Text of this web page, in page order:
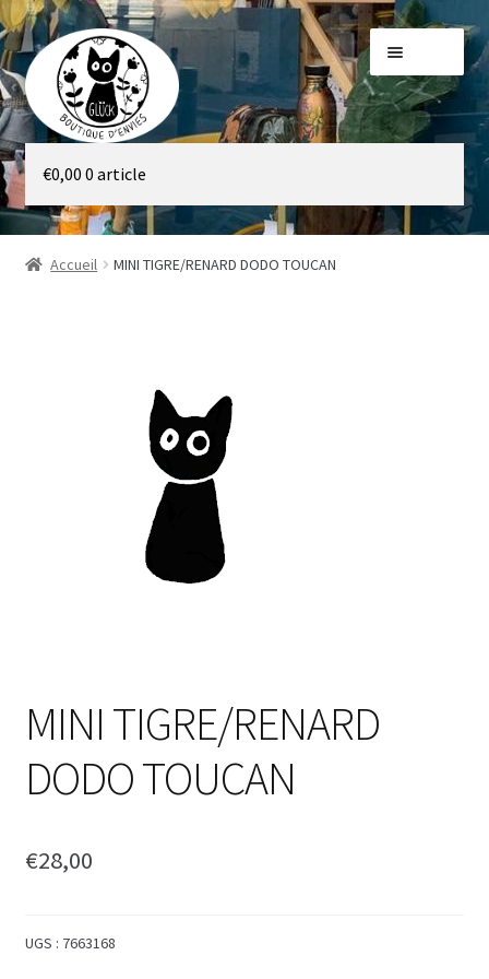
Aller
à
la
navigation
Aller
au
contenu
Galerie
Boutique
€0,00 0 article
Accueil MINI TIGRE/RENARD DODO TOUCAN
MINI TIGRE/RENARD
DODO TOUCAN
€28,00
UGS : 7663168